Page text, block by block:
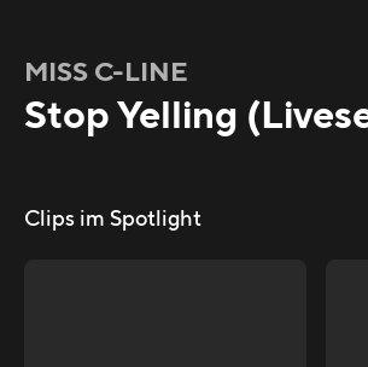
MISS C-LINE
Stop Yelling
Clips im Spotlight